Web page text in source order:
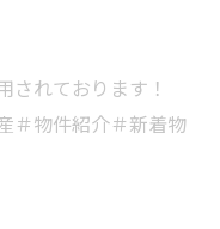
されております！
＃物件紹介＃新着物